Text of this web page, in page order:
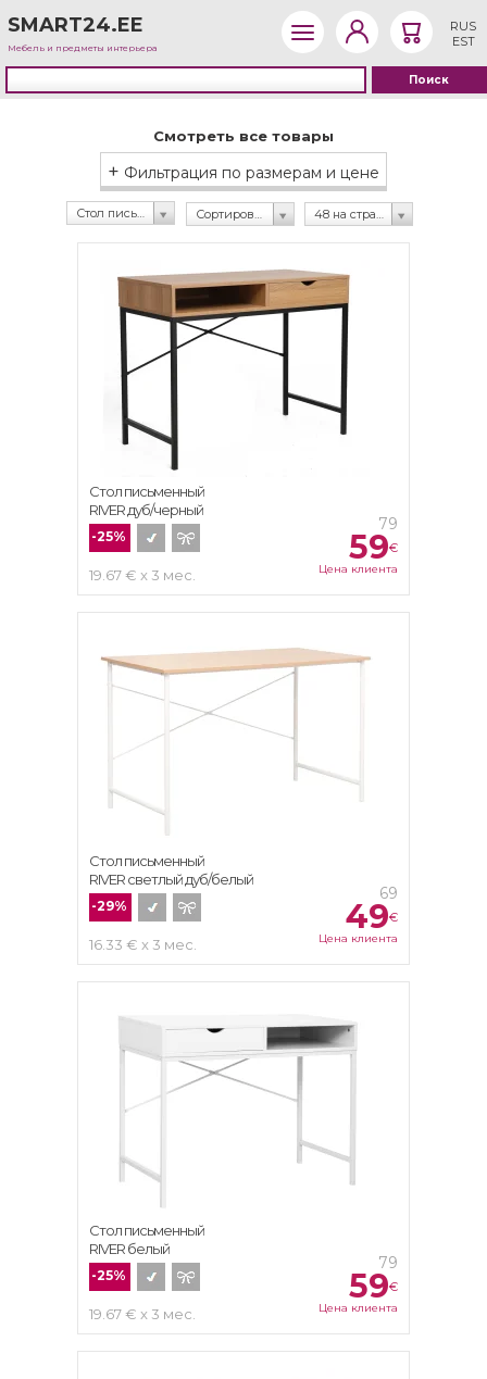
SMART24.EE
Мебель и предметы интерьера
RUS
EST
Смотреть все товары
+ Фильтрация по размерам и цене
Стол письменный (43) Сортировка по рейтингу 48 на странице
79
59€
Цена клиента
-25%
19.67 € x 3 мес.
Стол письменный
RIVER дуб/черный
69
49€
Цена клиента
-29%
16.33 € x 3 мес.
Стол письменный
RIVER светлый дуб/белый
79
59€
Цена клиента
-25%
19.67 € x 3 мес.
Стол письменный
RIVER белый